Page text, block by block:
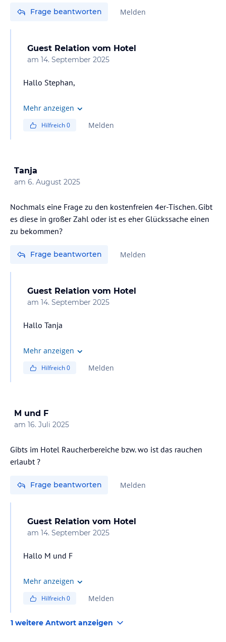
Frage beantworten Melden
Guest Relation vom Hotel
am 14. September 2025
Hallo Stephan,
Leider verfügen wir bei uns nicht mehr über eine
bei uns nicht. Dafür haben wir aber tolle Möglichkeiten
Hoffentlich bis bald im Aldiana Club Andalusien!
Dein Aldiana Club Andalusien
Mehr anzeigen
Hilfreich0 Melden
Tanja
am 6. August 2025
Nochmals eine Frage zu den kostenfreien 4er-Tischen. Gibt
es diese in großer Zahl oder ist es eher Glückssache einen
zu bekommen?
Frage beantworten Melden
Guest Relation vom Hotel
am 14. September 2025
Hallo Tanja
Wir haben in unserem restaurant genügend freie Plätze
Mit sonnigen Grüßen
Dein Aldiana Club Andalusien
Mehr anzeigen
Hilfreich0 Melden
M und F
am 16. Juli 2025
Gibts im Hotel Raucherbereiche bzw. wo ist das rauchen
erlaubt ?
Frage beantworten Melden
Guest Relation vom Hotel
am 14. September 2025
Hallo M und F
Das Rauchen ist in allen öffentlichen Bereichen ohne
Dein Aldiana Club Andalusien
Mehr anzeigen
Hilfreich0 Melden
1 weitere Antwort anzeigen